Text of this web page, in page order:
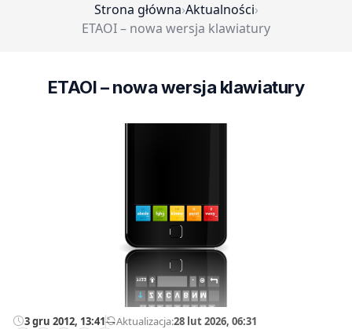
Strona główna›Aktualności›
ETAOI – nowa wersja klawiatury
ETAOI – nowa wersja klawiatury
3 gru 2012, 13:41—Aktualizacja:28 lut 2026, 06:31